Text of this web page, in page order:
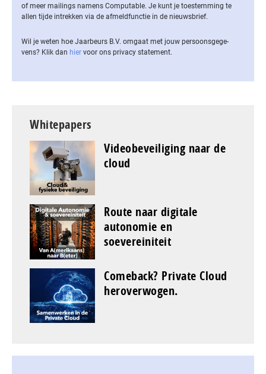
of meer mailings namens Computable. Je kunt je toestemming te
allen tijde intrekken via de af­meld­func­tie in de nieuwsbrief.
Wil je weten hoe Jaarbeurs B.V. omgaat met jouw per­soons­ge­ge­
vens? Klik dan hier voor ons privacy statement.
Whitepapers
Videobeveiliging naar de
cloud
Route naar digitale
autonomie en
soevereiniteit
Comeback? Private Cloud
heroverwogen.